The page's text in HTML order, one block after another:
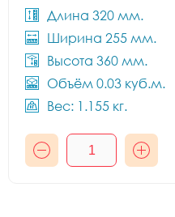
Длина 320 мм.
Ширина 255 мм.
Высота 360 мм.
Объём 0.03 куб.м.
Вес: 1.155 кг.